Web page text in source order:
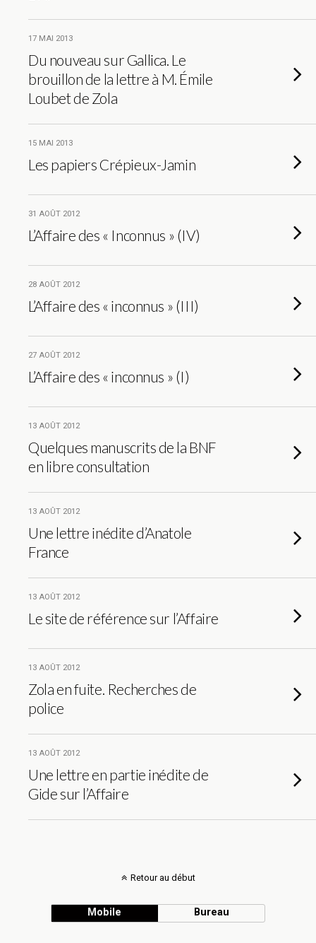
17 MAI 2013
Du nouveau sur Gallica. Le
brouillon de la lettre à M. Émile
Loubet de Zola
15 MAI 2013
Les papiers Crépieux-Jamin
31 AOÛT 2012
L’Affaire des « Inconnus » (IV)
28 AOÛT 2012
L’Affaire des « inconnus » (III)
27 AOÛT 2012
L’Affaire des « inconnus » (I)
13 AOÛT 2012
Quelques manuscrits de la BNF
en libre consultation
13 AOÛT 2012
Une lettre inédite d’Anatole
France
13 AOÛT 2012
Le site de référence sur l’Affaire
13 AOÛT 2012
Zola en fuite. Recherches de
police
13 AOÛT 2012
Une lettre en partie inédite de
Gide sur l’Affaire
Retour au début
Mobile Bureau